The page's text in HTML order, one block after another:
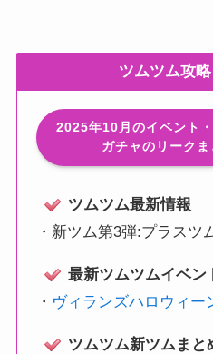
ツムツム攻
2025年10月のイベント
ガチャのリーク
ツムツム最新情報
・ 新ツム第3弾:プラスツ
最新ツムツムイベン
・ ヴィランズハロウィー
ツムツム新ツムまと